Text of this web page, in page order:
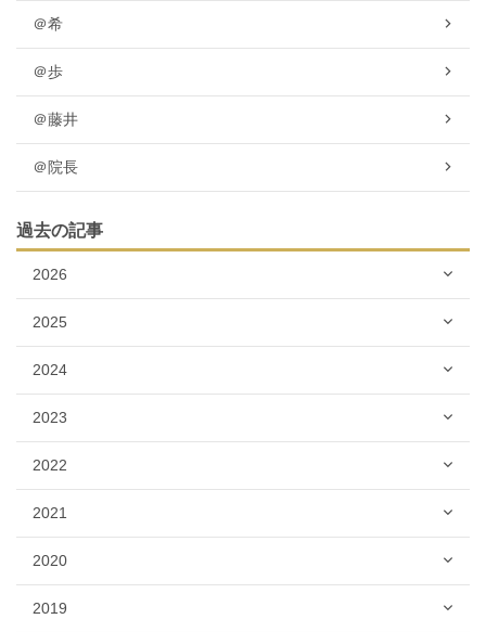
＠希
＠歩
＠藤井
＠院長
過去の記事
2026
2025
2024
2023
2022
2021
2020
2019